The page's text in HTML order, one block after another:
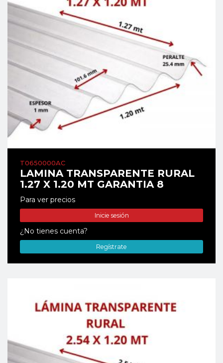
T0650000AC
LAMINA TRANSPARENTE RURAL
1.27 X 1.20 MT GARANTIA 8
Para ver precios
Inicie sesión
¿No tienes cuenta?
Regístrate